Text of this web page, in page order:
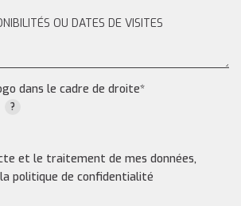
dans le cadre de droite*
et le traitement de mes données,
politique de confidentialité